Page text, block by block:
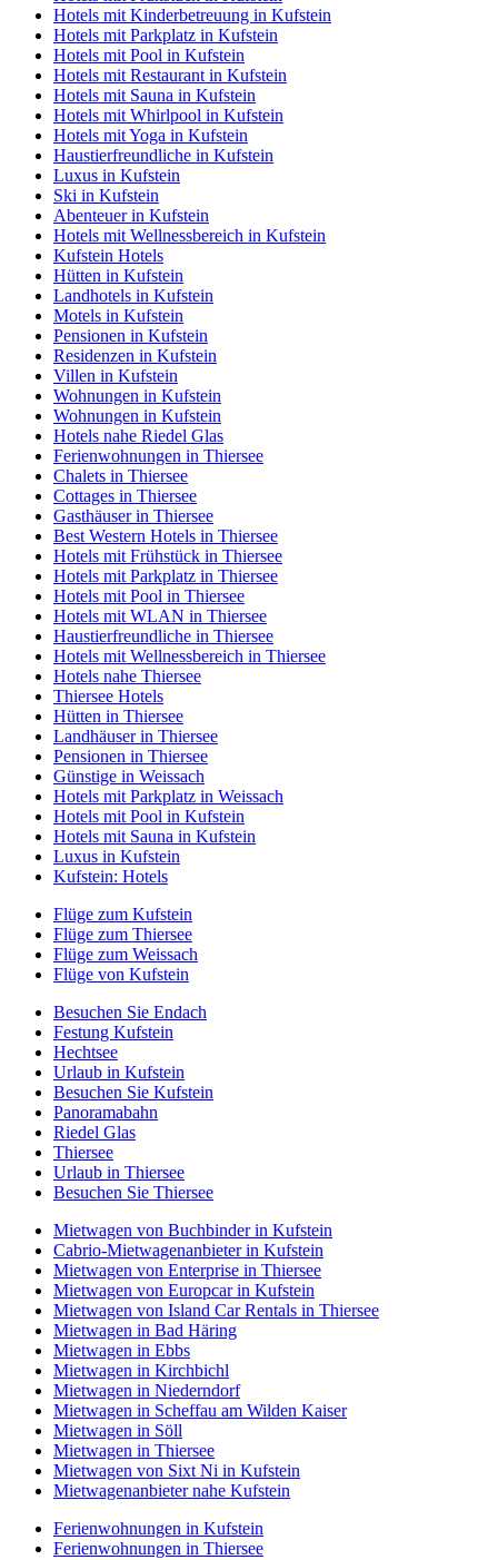
Hotels mit Kinderbetreuung in Kufstein
Hotels mit Parkplatz in Kufstein
Hotels mit Pool in Kufstein
Hotels mit Restaurant in Kufstein
Hotels mit Sauna in Kufstein
Hotels mit Whirlpool in Kufstein
Hotels mit Yoga in Kufstein
Haustierfreundliche in Kufstein
Luxus in Kufstein
Ski in Kufstein
Abenteuer in Kufstein
Hotels mit Wellnessbereich in Kufstein
Kufstein Hotels
Hütten in Kufstein
Landhotels in Kufstein
Motels in Kufstein
Pensionen in Kufstein
Residenzen in Kufstein
Villen in Kufstein
Wohnungen in Kufstein
Wohnungen in Kufstein
Hotels nahe Riedel Glas
Ferienwohnungen in Thiersee
Chalets in Thiersee
Cottages in Thiersee
Gasthäuser in Thiersee
Best Western Hotels in Thiersee
Hotels mit Frühstück in Thiersee
Hotels mit Parkplatz in Thiersee
Hotels mit Pool in Thiersee
Hotels mit WLAN in Thiersee
Haustierfreundliche in Thiersee
Hotels mit Wellnessbereich in Thiersee
Hotels nahe Thiersee
Thiersee Hotels
Hütten in Thiersee
Landhäuser in Thiersee
Pensionen in Thiersee
Günstige in Weissach
Hotels mit Parkplatz in Weissach
Hotels mit Pool in Kufstein
Hotels mit Sauna in Kufstein
Luxus in Kufstein
Kufstein: Hotels
Flüge zum Kufstein
Flüge zum Thiersee
Flüge zum Weissach
Flüge von Kufstein
Besuchen Sie Endach
Festung Kufstein
Hechtsee
Urlaub in Kufstein
Besuchen Sie Kufstein
Panoramabahn
Riedel Glas
Thiersee
Urlaub in Thiersee
Besuchen Sie Thiersee
Mietwagen von Buchbinder in Kufstein
Cabrio-Mietwagenanbieter in Kufstein
Mietwagen von Enterprise in Thiersee
Mietwagen von Europcar in Kufstein
Mietwagen von Island Car Rentals in Thiersee
Mietwagen in Bad Häring
Mietwagen in Ebbs
Mietwagen in Kirchbichl
Mietwagen in Niederndorf
Mietwagen in Scheffau am Wilden Kaiser
Mietwagen in Söll
Mietwagen in Thiersee
Mietwagen von Sixt Ni in Kufstein
Mietwagenanbieter nahe Kufstein
Ferienwohnungen in Kufstein
Ferienwohnungen in Thiersee